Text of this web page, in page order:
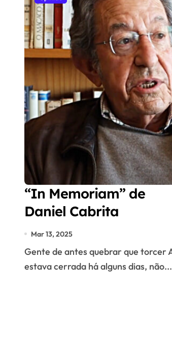
“In Memoriam” de
Daniel Cabrita
Mar 13, 2025
Gente de antes quebrar que torcer A montra
estava cerrada há alguns dias, não...